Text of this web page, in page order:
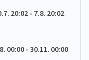
20:02 - 7.8. 20:02
00:00 - 30.11. 00:00